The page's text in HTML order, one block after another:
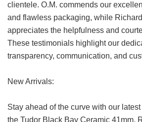
clientele. O.M. commends our
and flawless packaging, while
appreciates the helpfulness and
These testimonials highlight our
transparency, communication, and
New Arrivals:
Stay ahead of the curve with our
the Tudor Black Bay Ceramic 41mm,